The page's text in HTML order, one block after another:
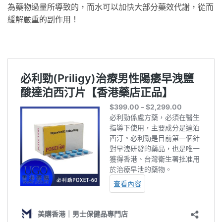
為藥物過量所導致的，而水可以加快大部分藥效代謝，從而
緩解嚴重的副作用！